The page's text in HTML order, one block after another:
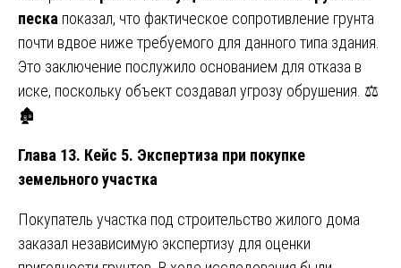
песка показал, что фактическое сопротивление грунта
почти вдвое ниже требуемого для данного типа здания.
Это заключение послужило основанием для отказа в
иске, поскольку объект создавал угрозу обрушения. ⚖️
🏚️
Глава 13. Кейс 5. Экспертиза при покупке
земельного участка
Покупатель участка под строительство жилого дома
заказал независимую экспертизу для оценки